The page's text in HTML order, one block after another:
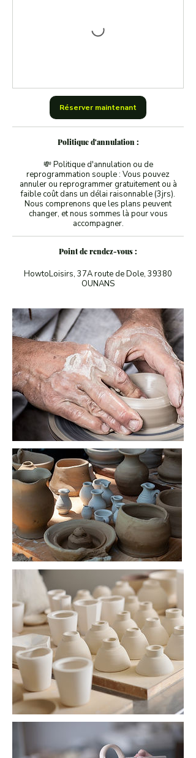
Réserver maintenant
Politique d'annulation :
💸 Politique d'annulation ou de
reprogrammation souple : Vous pouvez
annuler ou reprogrammer gratuitement ou à
faible coût dans un délai raisonnable (3jrs).
Nous comprenons que les plans peuvent
changer, et nous sommes là pour vous
accompagner.
Point de rendez-vous :
HowtoLoisirs, 37A route de Dole, 39380
OUNANS